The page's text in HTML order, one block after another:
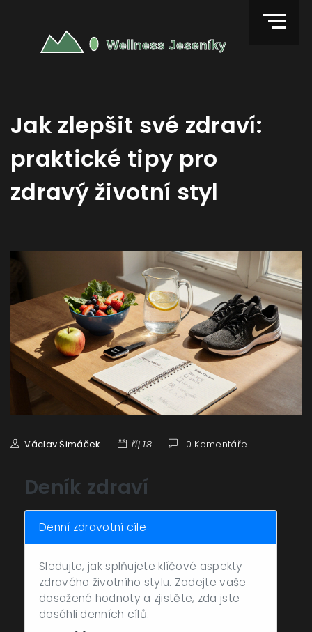
Jak zlepšit své zdraví:
praktické tipy pro
zdravý životní styl
Václav Šimáček říj 18 0 Komentáře
Deník zdraví
Denní zdravotní cíle
Sledujte, jak splňujete klíčové aspekty
zdravého životního stylu. Zadejte vaše
dosažené hodnoty a zjistěte, zda jste
dosáhli denních cílů.